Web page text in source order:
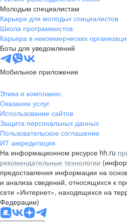
Молодым специалистам
Карьера для молодых специалистов
Школа программистов
Карьера в некоммерческих
Боты для уведомлений
Мобильное приложение
Этика и комплаенс
Оказание услуг
Использование сайтов
Защита персональных данных
Пользовательское соглашение
ИТ аккредитация
На информационном ресурсе hh.ru
рекомендательные технологии
предоставления информации на
и анализа сведений, относящихся к
сети «Интернет», находящихся на
Федерации)